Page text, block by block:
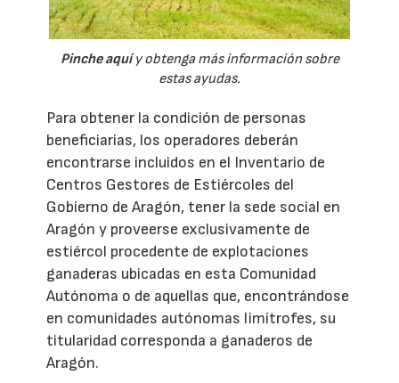
Pinche aquíy obtenga más información sobre
estas ayudas.
Para obtener la condición de personas
beneficiarias, los operadores deberán
encontrarse incluidos en el Inventario de
Centros Gestores de Estiércoles del
Gobierno de Aragón, tener la sede social en
Aragón y proveerse exclusivamente de
estiércol procedente de explotaciones
ganaderas ubicadas en esta Comunidad
Autónoma o de aquellas que, encontrándose
en comunidades autónomas limítrofes, su
titularidad corresponda a ganaderos de
Aragón.